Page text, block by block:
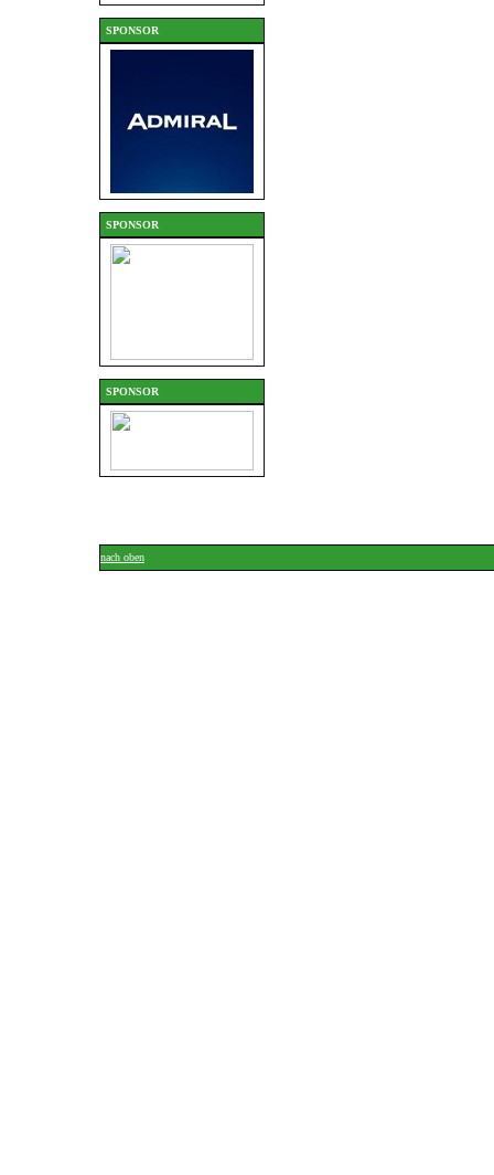
SPONSOR
SPONSOR
SPONSOR
nach oben